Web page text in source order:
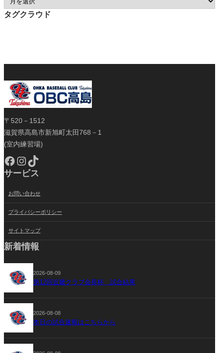
タグクラウド
〒520－1512
滋賀県高島市新旭町太田768－1
(室内練習場)
Facebook Instagram TikTok
サービス
お問い合わせ
プライバシーポリシー
サイトマップ
新着情報
2026-08-09
第12回近畿クラブ会長杯 試合結果
2026-08-08
本日の試合速報はこちらから